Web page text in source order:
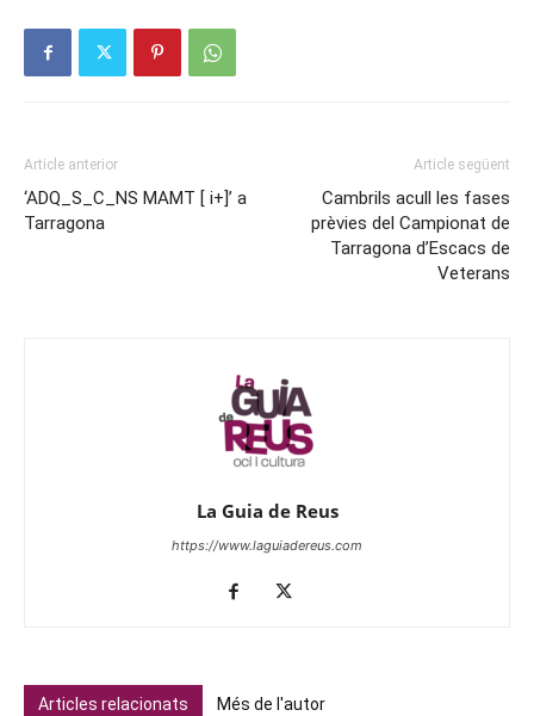
Article anterior
‘ADQ_S_C_NS MAMT [ i+]’ a
Tarragona
Article següent
Cambrils acull les fases
prèvies del Campionat de
Tarragona d’Escacs de
Veterans
La Guia de Reus
https://www.laguiadereus.com
Articles relacionats Més de l'autor